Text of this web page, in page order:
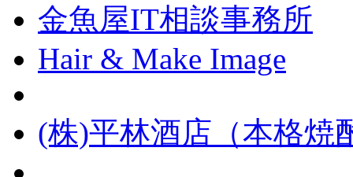
金魚屋IT相談事務所
Hair & Make Image
(株)平林酒店（本格焼